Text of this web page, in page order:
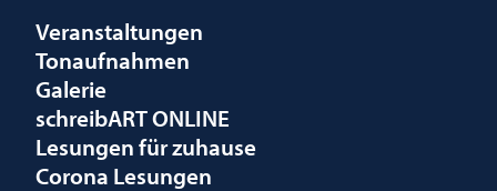
Veranstaltungen
Tonaufnahmen
Galerie
schreibART ONLINE
Lesungen für zuhause
Corona Lesungen